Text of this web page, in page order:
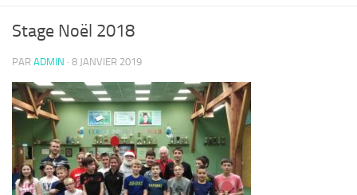
Stage Noël 2018
PAR ADMIN · 8 JANVIER 2019